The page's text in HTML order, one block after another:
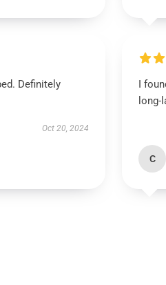
Definitely
Oct 20, 2024
I
long-
C